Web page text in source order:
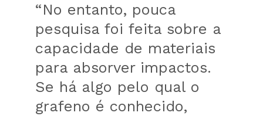
“No entanto, pouca
pesquisa foi feita sobre a
capacidade de materiais
para absorver impactos.
Se há algo pelo qual o
grafeno é conhecido,